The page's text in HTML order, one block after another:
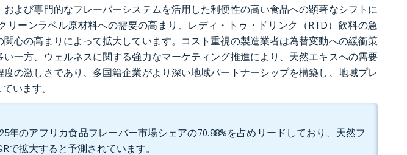
よび専門的なフレーバーシステムを活用した利便性の高い食品への顕著なシフトに
リーンラベル原材料への需要の高まり、レディ・トゥ・ドリンク（RTD）飲料の急
心の高まりによって拡大しています。コスト重視の製造業者は為替変動への緩衝策
一方、ウェルネスに関する強力なマーケティング推進により、天然エキスへの需要
の激しさであり、多国籍企業がより深い地域パートナーシップを構築し、地域プレ
います。
年のアフリカ食品フレーバー市場シェアの70.88%を占めリードしており、天然フ
で拡大すると予測されています。